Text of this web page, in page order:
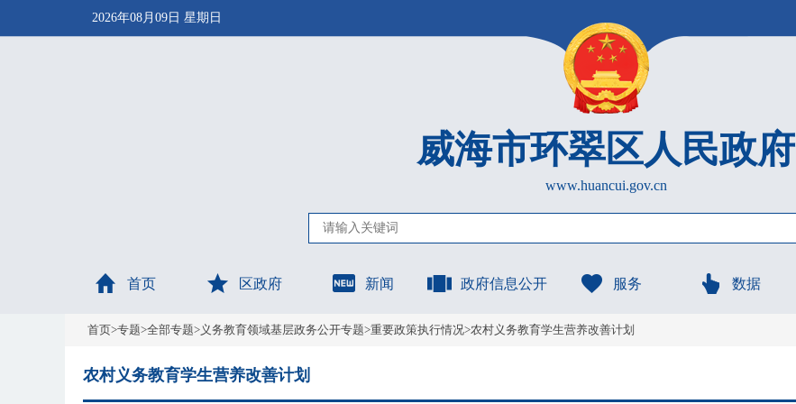
威海市环翠区人民政府
www.huancui.gov.cn
2026年08月09日 星期日
首页 区政府 新闻 政府信息公开 服务 数据
首页>专题>全部专题>义务教育领域基层政务公开专题>重要政策执行情况>农村义务教育学生营养改善计划
农村义务教育学生营养改善计划